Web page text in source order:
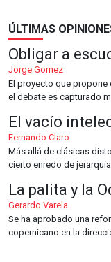
ÚLTIMAS
Obligar a
Jorge Gomez
El proyecto que
el debate es capturado
El vacío
Fernando Claro
Más allá de clásicas
cierto enredo de
La palita y la
Gerardo Varela
Se ha aprobado una
copernicano en la